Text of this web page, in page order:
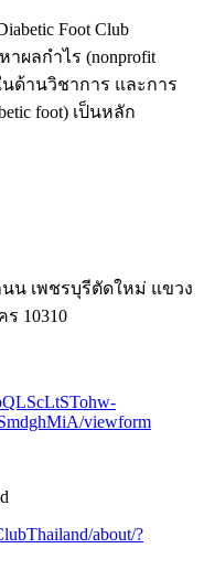
Foot Club
าผลกำไร (nonprofit
ด้านวิชาการ และการ
foot) เป็นหลัก
น เพชรบุรีตัดใหม่ แขวง
10310
viewform
about/?